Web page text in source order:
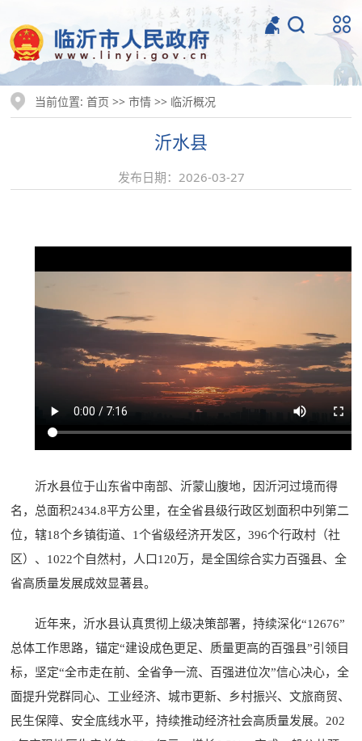
当前位置:首页 >>市情 >> 临沂概况
沂水县
发布日期：2026-03-27
沂水县位于山东省中南部、沂蒙山腹地，因沂河过境而得
名，总面积2434.8平方公里，在全省县级行政区划面积中列第二
位，辖18个乡镇街道、1个省级经济开发区，396个行政村（社
区）、1022个自然村，人口120万，是全国综合实力百强县、全
省高质量发展成效显著县。
近年来，沂水县认真贯彻上级决策部署，持续深化“12676”
总体工作思路，锚定“建设成色更足、质量更高的百强县”引领目
标，坚定“全市走在前、全省争一流、百强进位次”信心决心，全
面提升党群同心、工业经济、城市更新、乡村振兴、文旅商贸、
民生保障、安全底线水平，持续推动经济社会高质量发展。202